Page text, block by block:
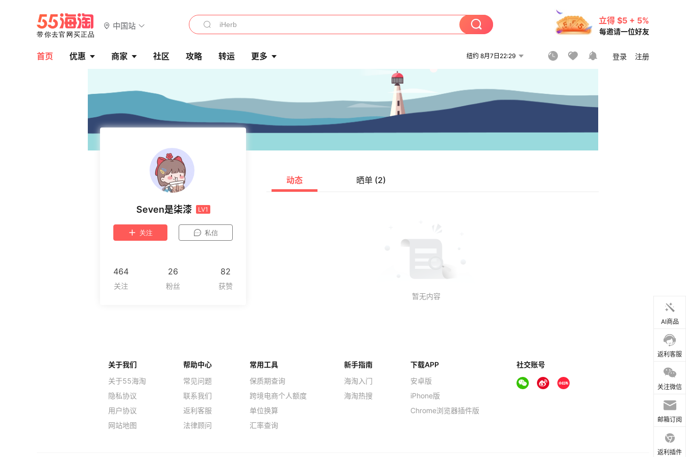
中国站
立得 $5 + 5%
每邀请一位好友
首页 优惠 商家 社区 攻略 转运 更多 纽约 8月7日22:29 登录 注册
Seven是柒漆 LV1
关注 私信
464 26 82
动态 晒单 (2)
AI商品
返利客服
关注微信
邮箱订阅
返利插件
关于我们
关于55海淘
隐私协议
用户协议
网站地图
帮助中心
常见问题
联系我们
返利客服
法律顾问
常用工具
保质期查询
跨境电商个人额度
单位换算
汇率查询
新手指南
海淘入门
海淘热搜
下载APP
安卓版
iPhone版
Chrome浏览器插件版
社交账号